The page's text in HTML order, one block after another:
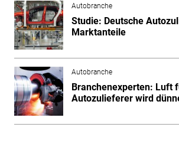
Autobranche
Studie: Deutsche
Marktanteile
Autobranche
Branchenexperten: Luft
Autozulieferer wird